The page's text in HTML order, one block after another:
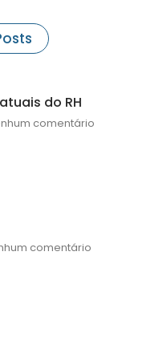
do RH
comentário
comentário